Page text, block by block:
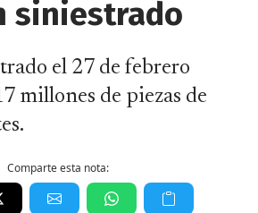
siniestrado
el 27 de febrero
millones de piezas de
Comparte esta nota: